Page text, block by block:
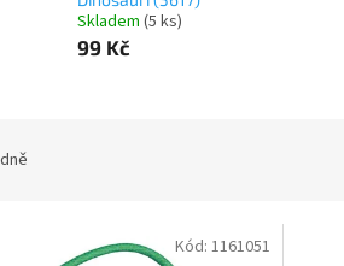
Skladem (5 ks)
99 Kč
Kód: 1161051